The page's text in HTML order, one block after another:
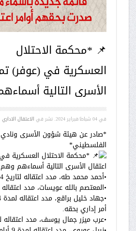
📌 *محكمة الاحتلال
العسكرية في (عوفر)
الأسرى التالية
في04 شباط/فبراير 2024 . نشر في الاعتقال الاداري
*صادر عن هيئة شؤون الأسرى ونادي
الفلسطيني*
*محكمة الاحتلال العسكرية
اعتقال الأسرى التالية أسماءهم
•أحمد محمد طه، مدد اعتقاله لتاريخ 11/2/2024.
•المعتصم بالله عويسات، مدد اعتقاله لتاريخ
أمر إداري بحقه.
•عرب ميزر جمال يوسف، مدد اعتقاله لتاريخ